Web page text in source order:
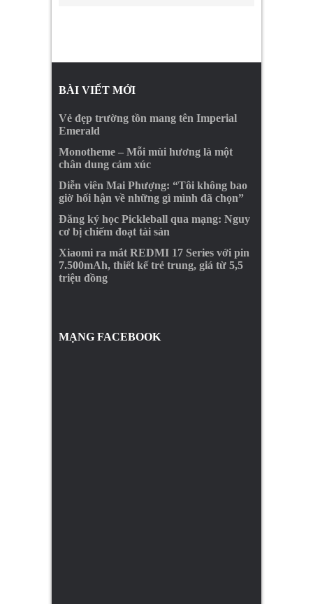
BÀI VIẾT MỚI
Vẻ đẹp trường tồn mang tên Imperial
Emerald
Monotheme – Mỗi mùi hương là một
chân dung cảm xúc
Diễn viên Mai Phượng: “Tôi không bao
giờ hối hận về những gì mình đã chọn”
Đăng ký học Pickleball qua mạng: Nguy
cơ bị chiếm đoạt tài sản
Xiaomi ra mắt REDMI 17 Series với pin
7.500mAh, thiết kế trẻ trung, giá từ 5,5
triệu đồng
MẠNG FACEBOOK